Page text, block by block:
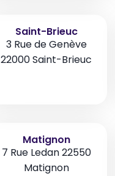
Saint-Brieuc
3 Rue de Genève
22000 Saint-Brieuc
Matignon
7 Rue Ledan 22550
Matignon